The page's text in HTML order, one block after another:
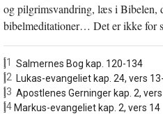
og pilgrimsvandring, læs i Bibelen,
bibelmeditationer… Det er ikke for
[1]
Salmernes Bog kap. 120-134
[2]
Lukas-evangeliet kap. 24, vers
[3]
Apostlenes Gerninger kap. 2,
[4]
Markus-evangeliet kap. 2, vers 14